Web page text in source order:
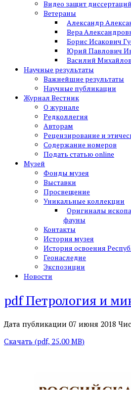
Видео защит диссертаций
Ветераны
Александр
Вера
Борис Исакович
Юрий Павлович
Василий
Научные результаты
Важнейшие результаты
Научные публикации
Журнал Вестник
О журнале
Редколлегия
Авторам
Рецензирование и
Содержание номеров
Подать статью online
Музей
Фонды музея
Выставки
Просвещение
Уникальные коллекции
Оригиналы
фауны
Контакты
История музея
История освоения
Геонаследие
Экспозиции
Новости
pdf Петрология и
Дата публикации 07 июня 2018
Скачать (pdf, 25.00 MB)